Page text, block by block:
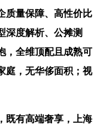
质量保障、高性价比
深度解析、公摊测
，全维顶配且成熟可
庭，无华侈面积；视
有高端奢享，上海